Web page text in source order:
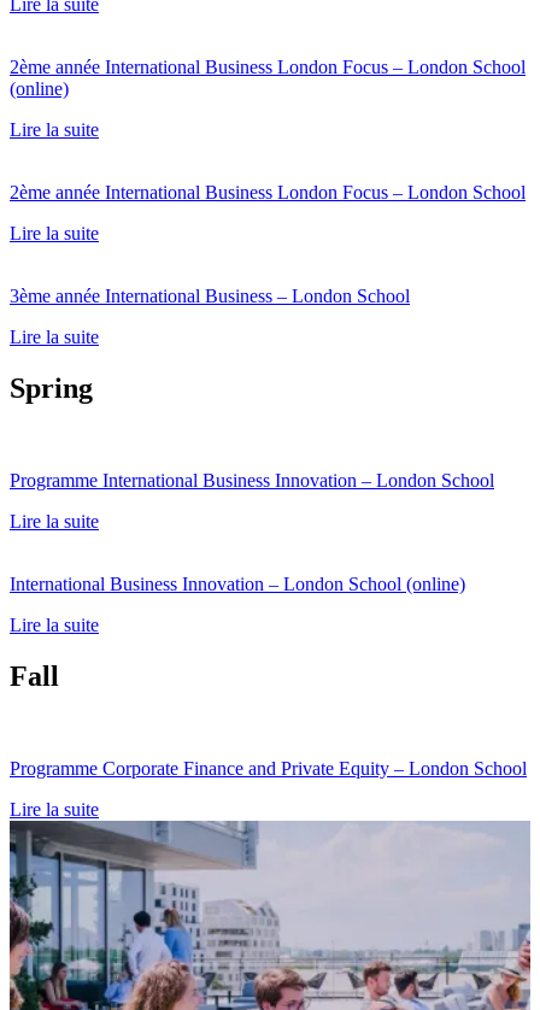
Lire la suite
2ème année International Business London Focus – London School
(online)
Lire la suite
2ème année International Business London Focus – London School
Lire la suite
3ème année International Business – London School
Lire la suite
Spring
Programme International Business Innovation – London School
Lire la suite
International Business Innovation – London School (online)
Lire la suite
Fall
Programme Corporate Finance and Private Equity – London School
Lire la suite